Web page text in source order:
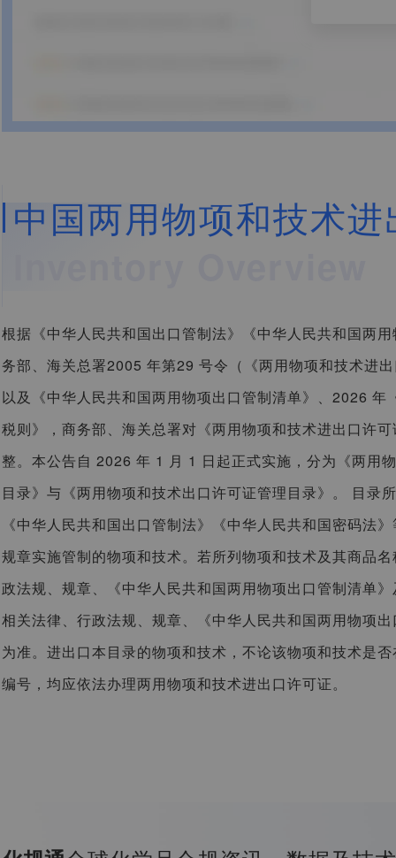
中国两用物项和技术
根据《中华人民共和国出口管制法》《中华人民共和国两
务部、海关总署2005 年第29 号令（《两用物项和技术进
以及《中华人民共和国两用物项出口管制清单》、2026 年
税则》，商务部、海关总署对《两用物项和技术进出口许
整。本公告自 2026 年 1 月 1 日起正式实施，分为《两用
目录》与《两用物项和技术出口许可证管理目录》。 目录
《中华人民共和国出口管制法》《中华人民共和国密码法
规章实施管制的物项和技术。若所列物项和技术及其商品
政法规、规章、《中华人民共和国两用物项出口管制清单
相关法律、行政法规、规章、《中华人民共和国两用物项
为准。进出口本目录的物项和技术，不论该物项和技术是
编号，均应依法办理两用物项和技术进出口许可证。